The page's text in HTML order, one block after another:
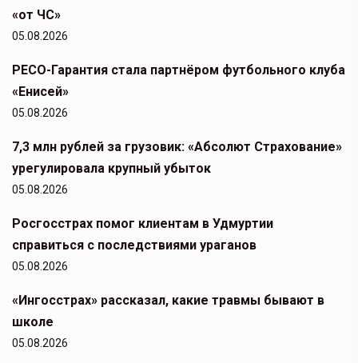
«от ЧС»
05.08.2026
РЕСО-Гарантия стала партнёром футбольного клуба
«Енисей»
05.08.2026
7,3 млн рублей за грузовик: «Абсолют Страхование»
урегулировала крупный убыток
05.08.2026
Росгосстрах помог клиентам в Удмуртии
справиться с последствиями ураганов
05.08.2026
«Ингосстрах» рассказал, какие травмы бывают в
школе
05.08.2026